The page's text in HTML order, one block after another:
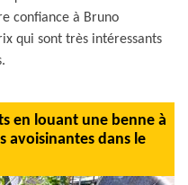
confiance à Bruno
qui sont très intéressants
en louant une benne à
avoisinantes dans le